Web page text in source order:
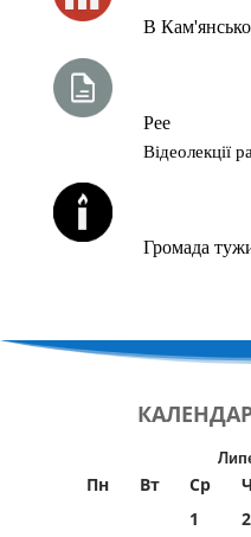
В
Рее
Відеолекції
Громада
Пн Вт Ср
1
2